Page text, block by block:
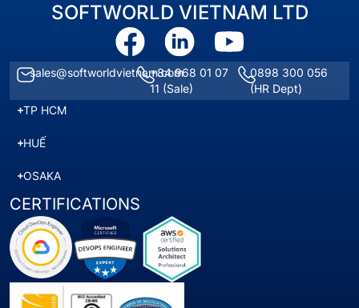
SOFTWORLD VIETNAM LTD
sales@softworldvietnam.com+84 968 01 07
11 (Sale)
0898 300 056
(HR Dept)
TP HCM
HUẾ
OSAKA
CERTIFICATIONS